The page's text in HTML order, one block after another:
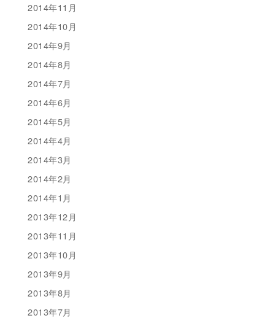
2014年11月
2014年10月
2014年9月
2014年8月
2014年7月
2014年6月
2014年5月
2014年4月
2014年3月
2014年2月
2014年1月
2013年12月
2013年11月
2013年10月
2013年9月
2013年8月
2013年7月